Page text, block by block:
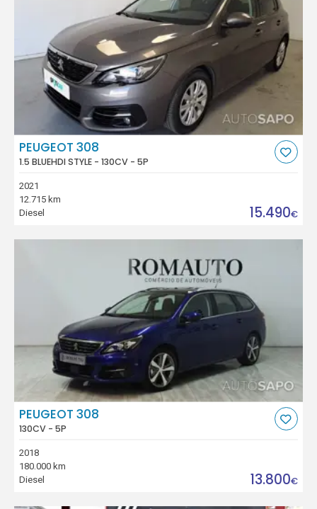
PEUGEOT 308
1.5 BLUEHDI STYLE - 130CV - 5P
2021
12.715 km
Diesel
15.490€
PEUGEOT 308
130CV - 5P
2018
180.000 km
Diesel
13.800€